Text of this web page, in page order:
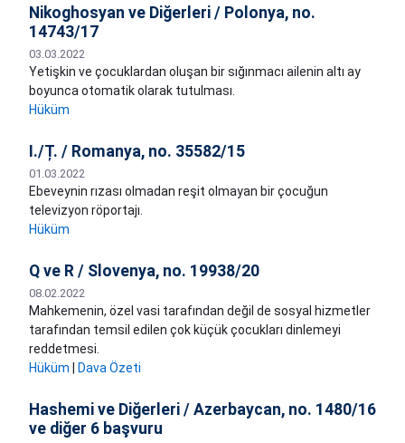
Nikoghosyan ve Diğerleri / Polonya, no.
14743/17
03.03.2022
Yetişkin ve çocuklardan oluşan bir sığınmacı ailenin altı ay
boyunca otomatik olarak tutulması.
Hüküm
I./Ț. / Romanya, no. 35582/15
01.03.2022
Ebeveynin rızası olmadan reşit olmayan bir çocuğun
televizyon röportajı.
Hüküm
Q ve R / Slovenya, no. 19938/20
08.02.2022
Mahkemenin, özel vasi tarafından değil de sosyal hizmetler
tarafından temsil edilen çok küçük çocukları dinlemeyi
reddetmesi.
Hüküm
Dava Özeti
Hashemi ve Diğerleri / Azerbaycan, no. 1480/16
ve diğer 6 başvuru